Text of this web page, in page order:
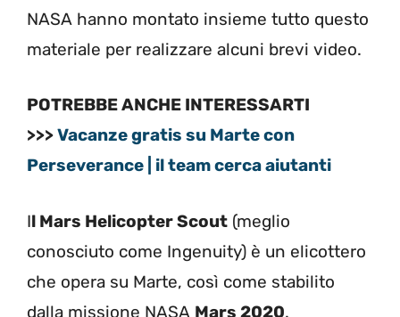
NASA hanno montato insieme tutto questo
materiale per realizzare alcuni brevi video.
POTREBBE ANCHE INTERESSARTI
>>>Vacanze gratis su Marte con
Perseverance | il team cerca aiutanti
Il Mars Helicopter Scout (meglio
conosciuto come Ingenuity) è un elicottero
che opera su Marte, così come stabilito
dalla missione NASA Mars 2020.